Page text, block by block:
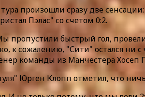
тура произошли сразу две
Пэлас" со счетом 0:2.
пропустили быстрый гол,
к сожалению, "Сити" остался ни с
команды из Манчестера Хосеп
Юрген Клопп отметил, что